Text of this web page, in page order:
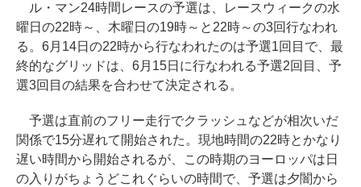
ル・マン24時間レースの予選は、レースウィークの水
曜日の22時～、木曜日の19時～と22時～の3回行なわれ
る。6月14日の22時から行なわれたのは予選1回目で、最
終的なグリッドは、6月15日に行なわれる予選2回目、予
選3回目の結果を合わせて決定される。
予選は直前のフリー走行でクラッシュなどが相次いだ
関係で15分遅れて開始された。現地時間の22時とかなり
遅い時間から開始されるが、この時期のヨーロッパは日
の入りがちょうどこれぐらいの時間で、予選は夕闇から